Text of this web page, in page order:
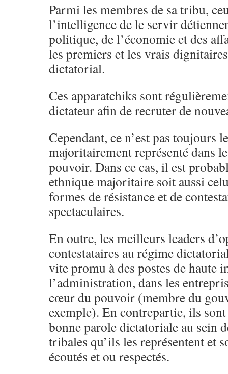
Parmi les membres de sa tribu,
l’intelligence de le servir
politique, de l’économie et des
les premiers et les vrais
dictatorial.
Ces apparatchiks sont
dictateur afin de recruter de
Cependant, ce n’est pas toujours
majoritairement représenté dans
pouvoir. Dans ce cas, il est
ethnique majoritaire soit aussi
formes de résistance et de
spectaculaires.
En outre, les meilleurs leaders
contestataires au régime
vite promu à des postes de haute
l’administration, dans les
cœur du pouvoir (membre du
exemple). En contrepartie, ils
bonne parole dictatoriale au sein
tribales qu’ils les représentent et
écoutés et ou respectés.